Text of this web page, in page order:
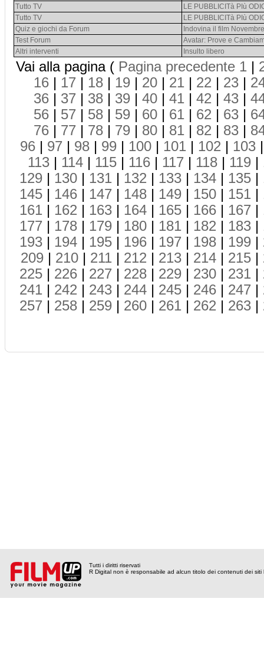
Tutto TV
LE PUBBLICITà PIù
Tutto TV
LE PUBBLICITà PIù
Quiz e giochi da Forum
Indovina il film
Test Forum
Avatar: Prove e
Altri interventi
Insulto libero
Vai alla pagina ( Pagina precedente 1 |
16 | 17 | 18 | 19 | 20 | 21 | 22 | 23 |
36 | 37 | 38 | 39 | 40 | 41 | 42 | 43 |
56 | 57 | 58 | 59 | 60 | 61 | 62 | 63 |
76 | 77 | 78 | 79 | 80 | 81 | 82 | 83 |
96 | 97 | 98 | 99 | 100 | 101 | 102 | 103
113 | 114 | 115 | 116 | 117 | 118 | 119 |
129 | 130 | 131 | 132 | 133 | 134 | 135 |
145 | 146 | 147 | 148 | 149 | 150 | 151 |
161 | 162 | 163 | 164 | 165 | 166 | 167 |
177 | 178 | 179 | 180 | 181 | 182 | 183 |
193 | 194 | 195 | 196 | 197 | 198 | 199 |
209 | 210 | 211 | 212 | 213 | 214 | 215 |
225 | 226 | 227 | 228 | 229 | 230 | 231 |
241 | 242 | 243 | 244 | 245 | 246 | 247 |
257 | 258 | 259 | 260 | 261 | 262 | 263 |
Tutti i diritti riservati
R Digital non è responsabile ad alcun titolo dei contenuti dei siti